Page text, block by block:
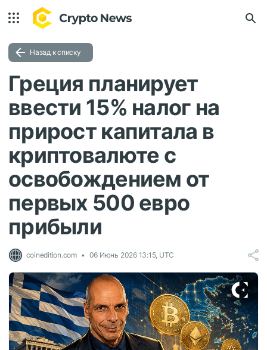
Назад к списку
Греция планирует
ввести 15% налог на
прирост капитала в
криптовалюте с
освобождением от
первых 500 евро
прибыли
coinedition.com 06 Июнь 2026 13:15, UTC